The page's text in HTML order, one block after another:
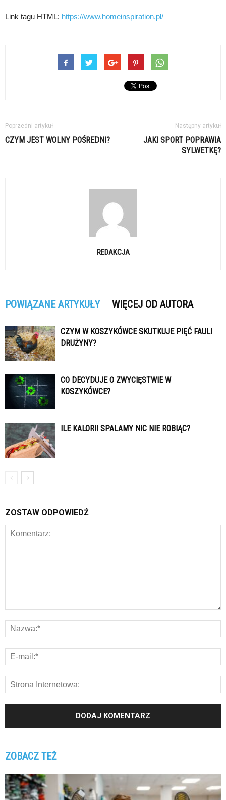
Link tagu HTML: https://www.homeinspiration.pl/
Poprzedni artykuł
CZYM JEST WOLNY POŚREDNI?
Następny artykuł
JAKI SPORT POPRAWIA
SYLWETKĘ?
REDAKCJA
POWIĄZANE ARTYKUŁY WIĘCEJ OD AUTORA
CZYM W KOSZYKÓWCE SKUTKUJE PIĘĆ FAULI
DRUŻYNY?
CO DECYDUJE O ZWYCIĘSTWIE W
KOSZYKÓWCE?
ILE KALORII SPALAMY NIC NIE ROBIĄC?
ZOSTAW ODPOWIEDŹ
ZOBACZ TEŻ